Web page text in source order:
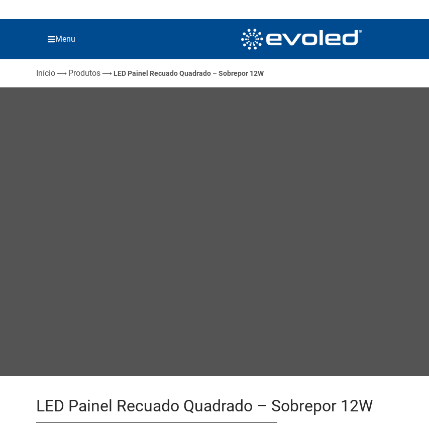
Menu
Início⟶ Produtos⟶ LED Painel Recuado Quadrado – Sobrepor 12W
LED Painel Recuado Quadrado – Sobrepor 12W